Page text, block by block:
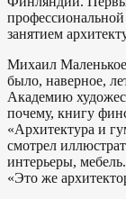
занятием
Михаил
было, наверное,
Академию
почему, книгу
«Архитектура и
смотрел
интерьеры,
«Это же